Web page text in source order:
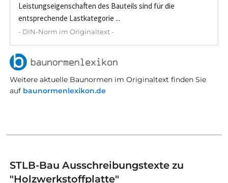
Leistungseigenschaften des Bauteils sind für die
entsprechende Lastkategorie ...
- DIN-Norm im Originaltext -
Weitere aktuelle Baunormen im Originaltext finden Sie
auf baunormenlexikon.de
STLB-Bau Ausschreibungstexte zu
"Holzwerkstoffplatte"